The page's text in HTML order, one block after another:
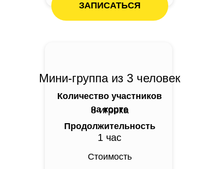
Мини-группа из 3 человек
Количество участников
на корте
3 игрока
Продолжительность
ЗАПИСАТЬСЯ
1 час
Стоимость